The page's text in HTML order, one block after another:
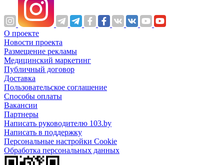
О проекте
Новости проекта
Размещение рекламы
Медицинский маркетинг
Публичный договор
Доставка
Пользовательское соглашение
Способы оплаты
Вакансии
Партнеры
Написать руководителю 103.by
Написать в поддержку
Персональные настройки Cookie
Обработка персональных данных